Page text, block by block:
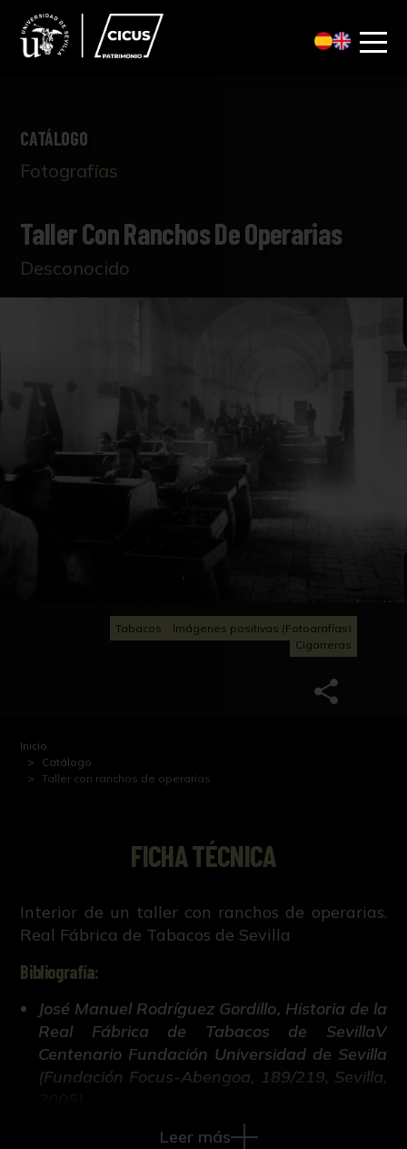
CATÁLOGO
Fotografías
Taller Con Ranchos De Operarias
Desconocido
Tabacos
Imágenes positivas (Fotografías)
Cigarreras
Inicio
Catálogo
Taller con ranchos de operarias
FICHA TÉCNICA
Interior de un taller con ranchos de operarias.
Real Fábrica de Tabacos de Sevilla
Bibliografía:
José Manuel Rodríguez Gordillo, Historia de la
Real Fábrica de Tabacos de SevillaV
Centenario Fundación Universidad de Sevilla
(Fundación Focus-Abengoa, 189/219, Sevilla,
Leer más